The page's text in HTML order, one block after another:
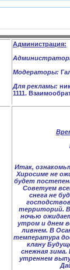
Администрация:
Модераторы:
Для рекламы:
1111.
Итак,
Хиросиме не
будет
Советуем
снега не
территорий. В
ночью
утром и днем
ливнем. В
температура
клану
снежная
утреннем